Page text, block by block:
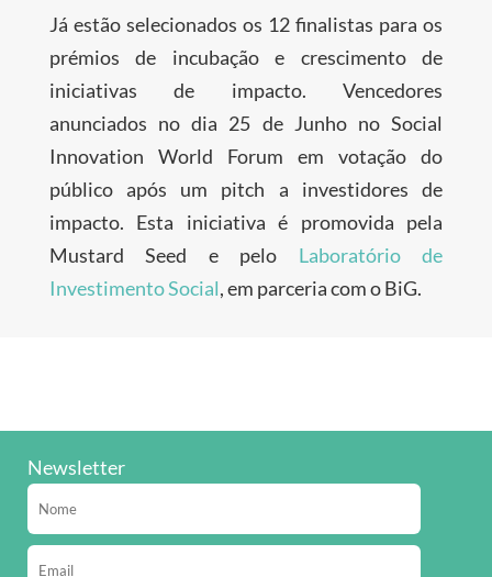
Já estão selecionados os 12 finalistas para os
prémios de incubação e crescimento de
iniciativas de impacto. Vencedores
anunciados no dia 25 de Junho no Social
Innovation World Forum em votação do
público após um pitch a investidores de
impacto. Esta iniciativa é promovida pela
Mustard Seed e pelo Laboratório de
Investimento Social, em parceria com o BiG.
Newsletter